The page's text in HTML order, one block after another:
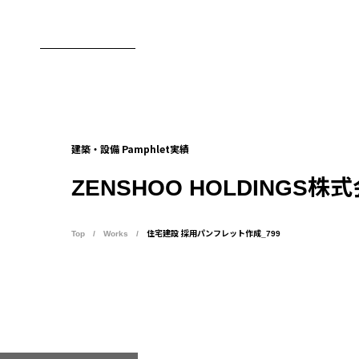
建築・設備 Pamphlet実績
ZENSHOO HOLDINGS株式
Top Works 住宅建設 採用パンフレット作成_799